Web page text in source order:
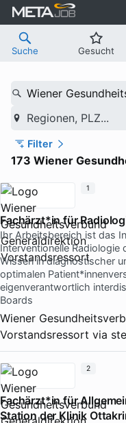
Suche Gesucht
Wiener
Regionen, PLZ...
Filter
173 Wiener
Fachärzt*in für
Ihr Arbeitsbereich ist das
Interventionelle Radiologie
Wissen in diagnostischer
optimalen
eigenverantwortlich
Boards
Wiener
Vorstandsressort via
1
Fachärzt*in für
Station der Klinik
2